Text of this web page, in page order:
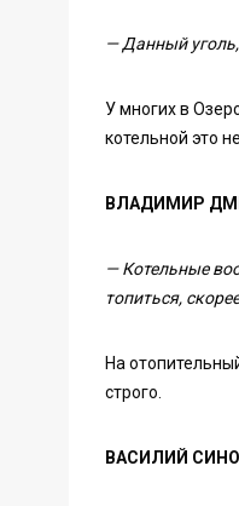
— Данный уголь,
У многих в
котельной это
ВЛАДИМИР
— Котельные
топиться,
На
строго.
ВАСИЛИЙ